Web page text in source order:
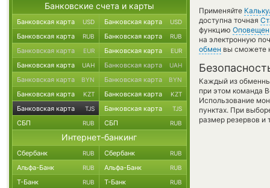
Применяйте
доступна точная
функцию
на электронную
обмен вы сможете
Каждый из
при этом команда
Использование
пунктах. При
размер резервов и
Банковские счета и карты
Банковская карта USD Банковская карта USD
Банковская карта RUB Банковская карта RUB
Банковская карта EUR Банковская карта EUR
Банковская карта UAH Банковская карта UAH
Банковская карта BYN Банковская карта BYN
Банковская карта KZT Банковская карта KZT
Банковская карта TJS Банковская карта TJS
СБП RUB СБП RUB
Интернет-банкинг
Сбербанк RUB Сбербанк RUB
Альфа-Банк RUB Альфа-Банк RUB
Т-Банк RUB Т-Банк RUB